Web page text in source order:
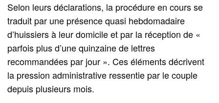
Selon leurs déclarations, la procédure en cours se
traduit par une présence quasi hebdomadaire
d’huissiers à leur domicile et par la réception de «
parfois plus d’une quinzaine de lettres
recommandées par jour ». Ces éléments décrivent
la pression administrative ressentie par le couple
depuis plusieurs mois.